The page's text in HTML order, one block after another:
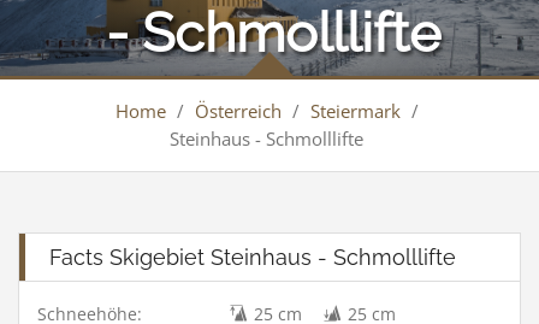
- Schmolllifte
Home / Österreich / Steiermark /
Steinhaus - Schmolllifte
Facts Skigebiet Steinhaus - Schmolllifte
Schneehöhe: 25 cm
25 cm